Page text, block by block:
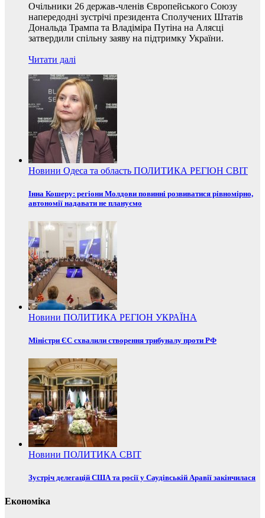
Очільники 26 держав-членів Європейського Союзу
напередодні зустрічі президента Сполучених Штатів
Дональда Трампа та Владіміра Путіна на Алясці
затвердили спільну заяву на підтримку України.
Читати далі
Новини Одеса та область ПОЛИТИКА РЕГІОН СВІТ
Інна Кошеру: регіони Молдови повинні розвиватися рівномірно,
автономії надавати не плануємо
Новини ПОЛИТИКА РЕГІОН УКРАЇНА
Міністри ЄС схвалили створення трибуналу проти РФ
Новини ПОЛИТИКА СВІТ
Зустріч делегацій США та росії у Саудівській Аравії закінчилася
Економіка